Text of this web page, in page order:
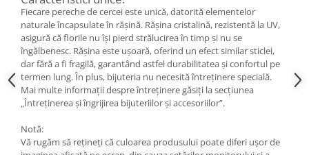
Brățară
Bijuterii - Alte
Suport bijuterii
Semn de carte
Accesorii
Produse zero waste
Fiecare pereche de cercei este unică, datorită elementelor
naturale încapsulate în rășină. Rășina cristalină, rezistentă la UV,
asigură că florile nu își pierd strălucirea în timp și nu se
îngălbenesc. Rășina este ușoară, oferind un efect similar sticlei,
dar fără a fi fragilă, garantând astfel durabilitatea și confortul pe
termen lung. În plus, bijuteria nu necesită întreținere specială.
Mai multe informații despre întreținere găsiți la secțiunea
„Întreținerea și îngrijirea bijuteriilor și accesoriilor”.
Notă:
Vă rugăm să rețineți că culoarea produsului poate diferi ușor de